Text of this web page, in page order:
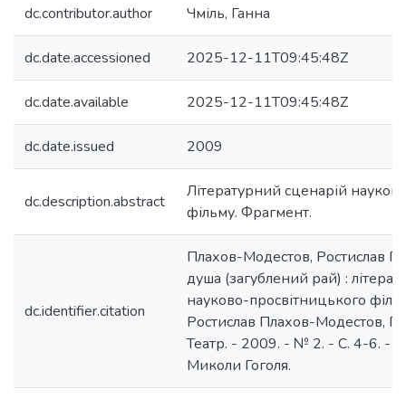
dc.contributor.author Чміль, Ганна
dc.date.accessioned 2025-12-11T09:45:48Z
dc.date.available 2025-12-11T09:45:48Z
dc.date.issued 2009
dc.description.abstract
Літературний сценарій
фільму. Фрагмент.
dc.identifier.citation
Плахов-Модестов, Ростислав
душа (загублений рай) :
науково-просвітницького
Ростислав Плахов-Модестов,
Театр. - 2009. - № 2. - C. 4-6. -
Миколи Гоголя.